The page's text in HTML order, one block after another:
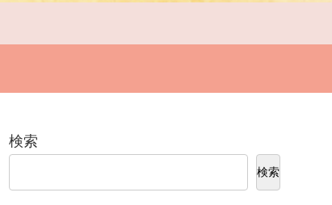
検索
検索